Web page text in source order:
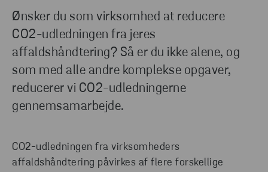
Ønsker du som virksomhed at reducere
CO2-udledningen fra jeres
affaldshåndtering? Så er du ikke alene, og
som med alle andre komplekse opgaver,
reducerer vi CO2-udledningerne
gennemsamarbejde.
CO2-udledningen fra virksomheders
affaldshåndtering påvirkes af flere forskellige
ansvar for at skabe en mere bæredygtig fremtid.
Derfor har vi samlet vores mål og initiativer i én
samlet ESG-strategi, der tydeligt viser, hvordan vi
vil arbejde målrettet og konkret for at gøre en
positiv forskel – både for miljøet, for mennesker og
for samfundet som helhed.